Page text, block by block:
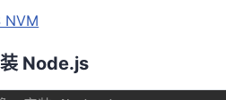
NVM
Node.js